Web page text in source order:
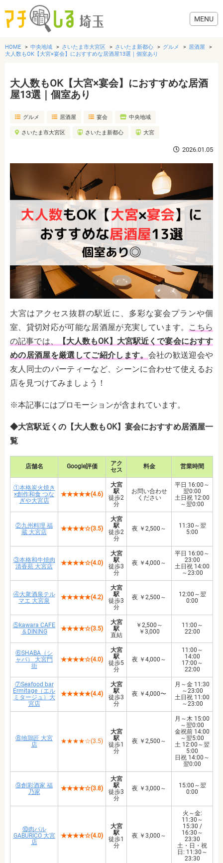
グルメ
美容・健康
生活
HOME 中央地域 さいたま市大宮区 さいたま新都心 グルメ
居酒屋
大人数もOK【大宮×宴会】におすすめな居酒屋13選｜個室あり
大人数もOK【大宮×宴会】におすすめな居酒
屋13選｜個室あり
グルメ 居酒屋 宴会 中央地域
さいたま市大宮区 さいたま新都心 大宮
2026.01.05
大宮はアクセス抜群の駅近に、多彩な宴会プランや個
室、貸切対応が可能な居酒屋が充実しています。 こちら
の記事では、
【大人数もOK】大宮駅近くで宴会におすす
めの居酒屋を厳選してご紹介します。 会社の歓送迎会や
友人同士のパーティーなど、シーンに合わせて使えるお
店を見つけてみましょう！
※本記事にはプロモーションが含まれています。
◆大宮駅近くの【大人数もOK】宴会におすすめ居酒屋一
覧
店舗名 Google評価
アク
セス
料金 営業時間
①本格炭火焼き
×創作和食 つな
ぎや大宮店
★★★★★(4.6)
大宮
駅
徒歩2
分
お問い合わせ
ください
平日 16:00～
翌0:00
土日祝 12:00
～翌0:00
②九州料理 福
蔵 大宮店
★★★★☆(3.5)
大宮
駅
徒歩2
分
夜 ￥2,500～
11:30～翌
5:00
③本格和牛焼肉
清香苑 大宮店
★★★★☆(4.0)
大宮
駅
徒歩3
分
夜 ￥4,000～
平日 16:00～
23:00
土日祝 14:00
～23:00
④大衆酒泉テル
マエ 大宮泉
★★★★★(4.2)
大宮
駅
徒歩3
分
夜 ￥2,500～
12:00～翌
0:00
⑤kawara CAFE
＆DINING
★★★★☆(3.5)
大宮
駅
直結
￥2,500～
￥3,000
11:00～
22:00
⑥SHABA（シ
ャバ） 大宮門
街
★★★★☆(4.0)
大宮
駅
徒歩5
分
夜 ￥4,000～
11:00～
14:00
17:00～
22:00
⑦Seafood bar
Ermitage（エル
ミタージュ）大
宮店
★★★★★(4.4)
大宮
駅
徒歩3
分
夜 ￥4,000〜
月～金 11:30
～23:00
土日祝 11:00
～23:00
⑧地鶏匠 大宮
店
★★★★☆(3.5)
大宮
駅
徒歩1
分
夜 ￥2,500～
月～木 15:00
～翌0:00
金祝前 14:00
～翌5:00
土 12:00～翌
5:00
日祝 14:00～
翌0:00
⑨創彩酒家 福
乃家
★★★★☆(3.8)
大宮
駅
徒歩3
分
夜 ￥3,000～
15:00～翌
0:00
⑩肉バル
GABURICO 大宮
店
★★★★☆(4.0)
大宮
駅
徒歩1
分
夜 ￥3,000～
火～金:
11:30～
15:30 /
16:30～
23:30
土・日・祝
日: 11:30～
23:30